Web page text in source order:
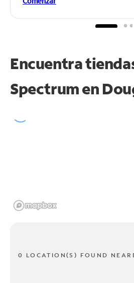
Encuentra
Spectrum en
0 LOCATION(S) FOUND